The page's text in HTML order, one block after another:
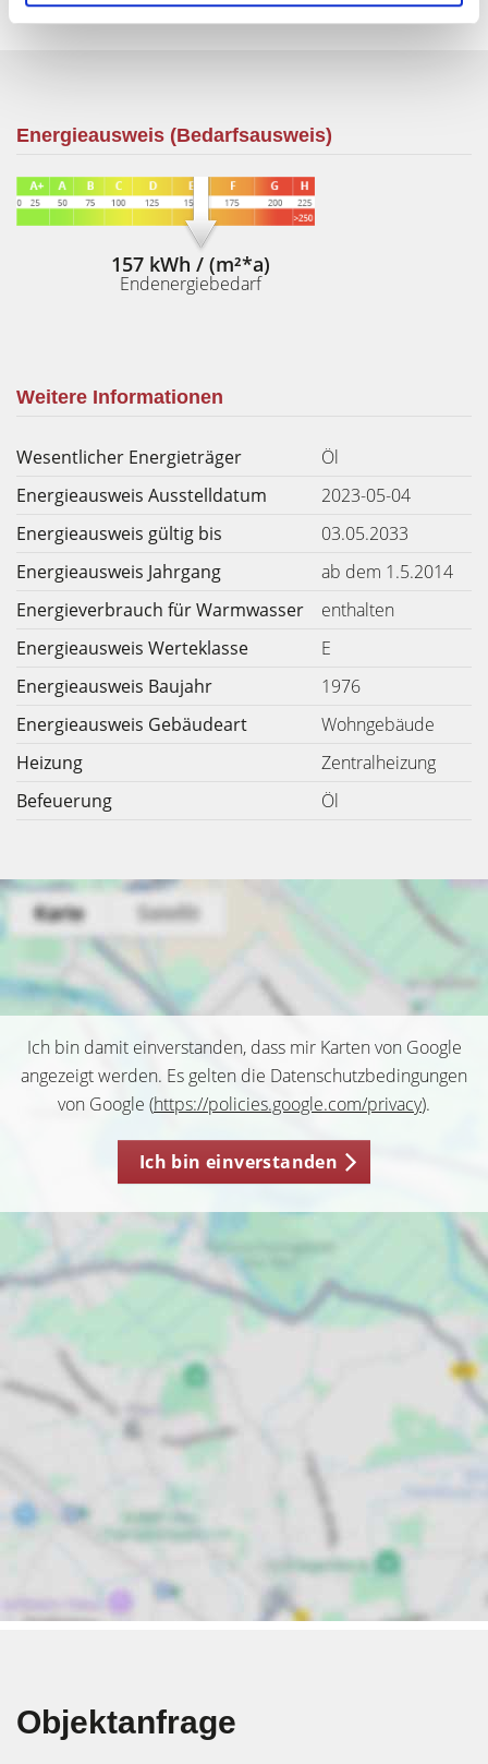
Energieausweis (Bedarfsausweis)
157 kWh / (m²*a)
Endenergiebedarf
Weitere Informationen
Wesentlicher Energieträger
Öl
Energieausweis Ausstelldatum
2023-05-04
Energieausweis gültig bis
03.05.2033
Energieausweis Jahrgang
ab dem 1.5.2014
Energieverbrauch für Warmwasser
enthalten
Energieausweis Werteklasse
E
Energieausweis Baujahr
1976
Energieausweis Gebäudeart
Wohngebäude
Heizung
Zentralheizung
Befeuerung
Öl
Ich bin damit einverstanden, dass mir Karten von Google
angezeigt werden. Es gelten die Datenschutzbedingungen
von Google (https://policies.google.com/privacy).
Ich bin einverstanden
Objektanfrage